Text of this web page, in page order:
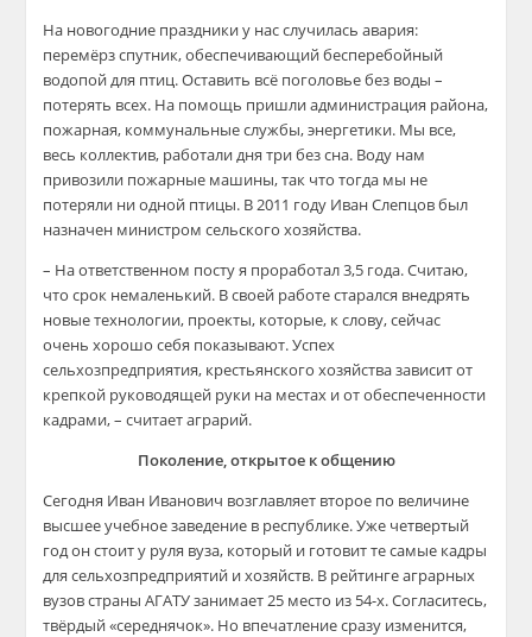
На новогодние праздники у нас случилась авария:
перемёрз спутник, обеспечивающий бесперебойный
водопой для птиц. Оставить всё поголовье без воды –
потерять всех. На помощь пришли администрация района,
пожарная, коммунальные службы, энергетики. Мы все,
весь коллектив, работали дня три без сна. Воду нам
привозили пожарные машины, так что тогда мы не
потеряли ни одной птицы. В 2011 году Иван Слепцов был
назначен министром сельского хозяйства.
– На ответственном посту я проработал 3,5 года. Считаю,
что срок немаленький. В своей работе старался внедрять
новые технологии, проекты, которые, к слову, сейчас
очень хорошо себя показывают. Успех
сельхозпредприятия, крестьянского хозяйства зависит от
крепкой руководящей руки на местах и от обеспеченности
кадрами, – считает аграрий.
Поколение, открытое к общению
Сегодня Иван Иванович возглавляет второе по величине
высшее учебное заведение в республике. Уже четвертый
год он стоит у руля вуза, который и готовит те самые кадры
для сельхозпредприятий и хозяйств. В рейтинге аграрных
вузов страны АГАТУ занимает 25 место из 54-х. Согласитесь,
твёрдый «середнячок». Но впечатление сразу изменится,